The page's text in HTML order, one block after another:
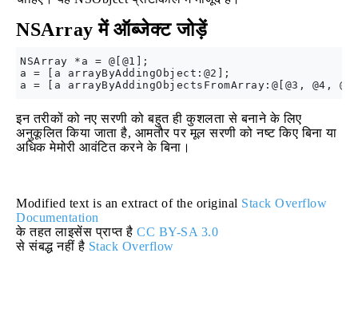
NSArray में ऑब्जेक्ट जोड़ें
NSArray *a = @[@1];
a = [a arrayByAddingObject:@2];
इन तरीकों को नए सरणी को बहुत ही कुशलता से बनाने के लिए
अनुकूलित किया जाता है, आमतौर पर मूल सरणी को नष्ट किए बिना या
अधिक मेमोरी आवंटित करने के बिना।
Modified text is an extract of the original Stack Overflow
Documentation
के तहत लाइसेंस प्राप्त है CC BY-SA 3.0
से संबद्ध नहीं है Stack Overflow